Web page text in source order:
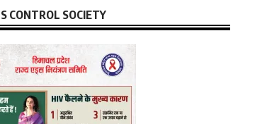
CONTROL SOCIETY